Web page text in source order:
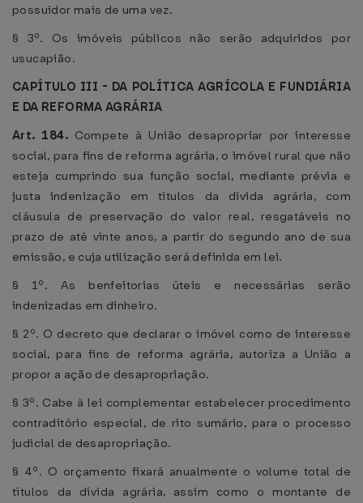
possuidor mais de uma vez.
§ 3º. Os imóveis públicos não serão adquiridos por
usucapião.
CAPÍTULO III - DA POLÍTICA AGRÍCOLA E FUNDIÁRIA
E DA REFORMA AGRÁRIA
Art. 184. Compete à União desapropriar por interesse
social, para fins de reforma agrária, o imóvel rural que não
esteja cumprindo sua função social, mediante prévia e
justa indenização em títulos da dívida agrária, com
cláusula de preservação do valor real, resgatáveis no
prazo de até vinte anos, a partir do segundo ano de sua
emissão, e cuja utilização será definida em lei.
§ 1º. As benfeitorias úteis e necessárias serão
indenizadas em dinheiro.
§ 2º. O decreto que declarar o imóvel como de interesse
social, para fins de reforma agrária, autoriza a União a
propor a ação de desapropriação.
§ 3º. Cabe à lei complementar estabelecer procedimento
contraditório especial, de rito sumário, para o processo
judicial de desapropriação.
§ 4º. O orçamento fixará anualmente o volume total de
títulos da dívida agrária, assim como o montante de